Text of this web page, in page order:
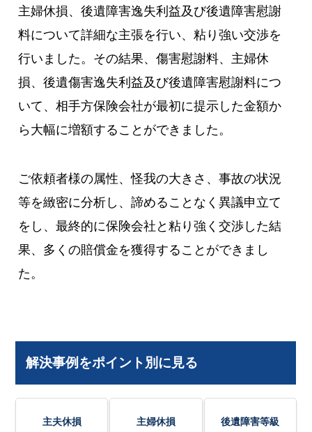
主婦休損、後遺障害逸失利益及び後遺障害慰謝
料について詳細な主張を行い、粘り強い交渉を
行いました。その結果、傷害慰謝料、主婦休
損、後遺傷害逸失利益及び後遺障害慰謝料につ
いて、相手方保険会社が最初に提示した金額か
ら大幅に増額することができました。
ご依頼者様の属性、怪我の大きさ、事故の状況
等を緻密に分析し、諦めることなく異議申立て
をし、最終的に保険会社と粘り強く交渉した結
果、多くの賠償金を獲得することができまし
た。
解決事例をポイント別に見る
主夫休損 主婦休損 後遺障害等級